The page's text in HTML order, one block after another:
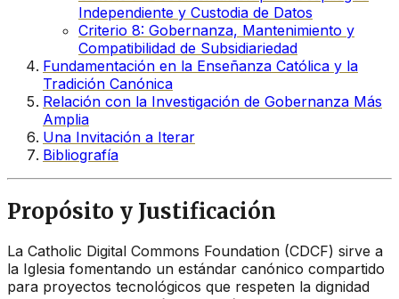
Independiente y Custodia de Datos
Criterio 8: Gobernanza, Mantenimiento y
Compatibilidad de Subsidiariedad
Fundamentación en la Enseñanza Católica y la
Tradición Canónica
Relación con la Investigación de Gobernanza Más
Amplia
Una Invitación a Iterar
Bibliografía
Propósito y Justificación
La Catholic Digital Commons Foundation (CDCF) sirve a
la Iglesia fomentando un estándar canónico compartido
para proyectos tecnológicos que respeten la dignidad